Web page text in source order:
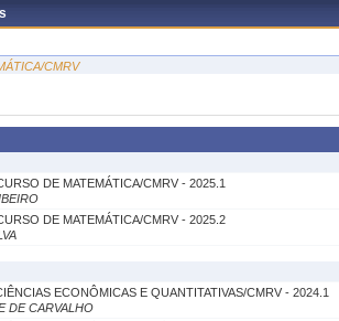
CMRV
DE MATEMÁTICA/CMRV - 2025.1
DE MATEMÁTICA/CMRV - 2025.2
ECONÔMICAS E QUANTITATIVAS/CMRV - 2024.1
DE CARVALHO